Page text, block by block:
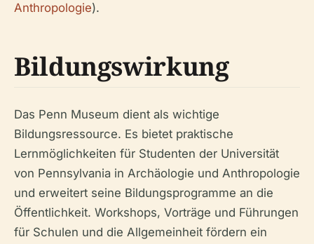
Anthropologie).
Bildungswirkung
Das Penn Museum dient als wichtige
Bildungsressource. Es bietet praktische
Lernmöglichkeiten für Studenten der Universität
von Pennsylvania in Archäologie und Anthropologie
und erweitert seine Bildungsprogramme an die
Öffentlichkeit. Workshops, Vorträge und Führungen
für Schulen und die Allgemeinheit fördern ein